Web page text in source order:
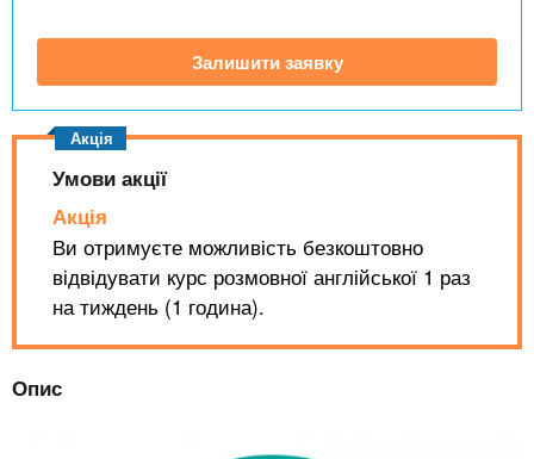
s
.
f
o
л
а
За кордоном
Залишити заявку
Умови акції
Акція
Ви отримуєте можливість безкоштовно
відвідувати курс розмовної англійської 1 раз
на тиждень (1 година).
Опис